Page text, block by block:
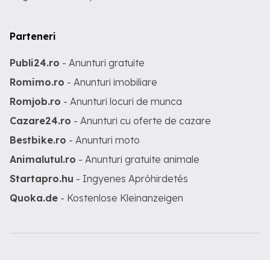
Parteneri
Publi24.ro - Anunturi gratuite
Romimo.ro - Anunturi imobiliare
Romjob.ro - Anunturi locuri de munca
Cazare24.ro - Anunturi cu oferte de cazare
Bestbike.ro - Anunturi moto
Animalutul.ro - Anunturi gratuite animale
Startapro.hu - Ingyenes Apróhirdetés
Quoka.de - Kostenlose Kleinanzeigen